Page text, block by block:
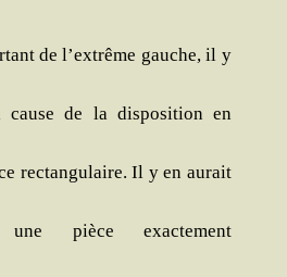
de l’extrême gauche, il y
cause de la dis­po­si­tion en
rec­tan­gu­laire. Il y en aurait
pièce exac­te­ment